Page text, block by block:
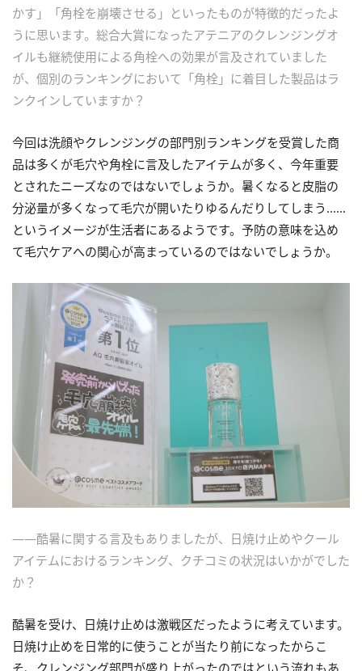
かす」「角栓を崩壊させる」といったものが特徴的だったよ
うに思います。総合大賞になったアテニアのクレンジングオ
イルも継続使用による角栓への効果が言及されていました
が、個別のランキングにおいて「角栓」に着目した製品はラ
ンクインしていますか？
今回は洗顔やクレンジングの部門別ランキングを受賞した商
品は多くが毛穴や角栓に言及したアイテムが多く、今年重要
とされたニーズなのではないでしょうか。暑くなると皮脂の
分泌量が多くなって毛穴が開いたりゆるんだりしてしまう……
というイメージが生活者にあるようです。予防の意味を込め
て毛穴ケアへの関心が高まっているのではないでしょうか。
――酷暑に関する言及もありましたが、日焼け止めやクール
アイテムにおけるランキング、クチコミの状況はいかがでした
か？
酷暑を受け、日焼け止めは激戦区だったように考えています。
日焼け止めを日常的に使うことが当たり前になったからこ